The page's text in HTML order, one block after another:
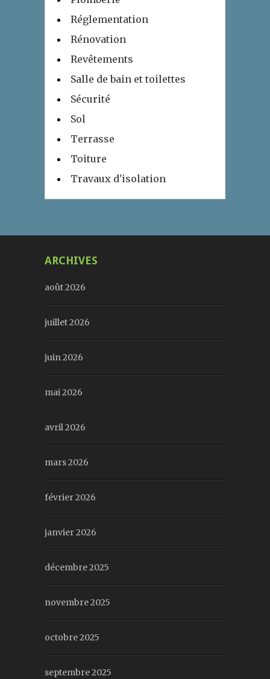
Réglementation
Rénovation
Revêtements
Salle de bain et toilettes
Sécurité
Sol
Terrasse
Toiture
Travaux d'isolation
ARCHIVES
août 2026
juillet 2026
juin 2026
mai 2026
avril 2026
mars 2026
février 2026
janvier 2026
décembre 2025
novembre 2025
octobre 2025
septembre 2025